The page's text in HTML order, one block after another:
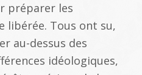
préparer les
libérée. Tous ont su,
au-dessus des
idéologiques,